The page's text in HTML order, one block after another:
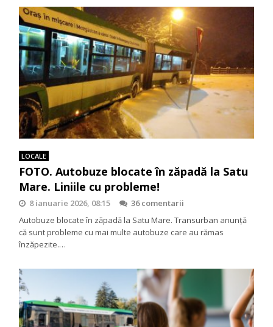
LOCALE
FOTO. Autobuze blocate în zăpadă la Satu
Mare. Liniile cu probleme!
8 ianuarie 2026, 08:15
36 comentarii
Autobuze blocate în zăpadă la Satu Mare. Transurban anunţă
că sunt probleme cu mai multe autobuze care au rămas
înzăpezite.…